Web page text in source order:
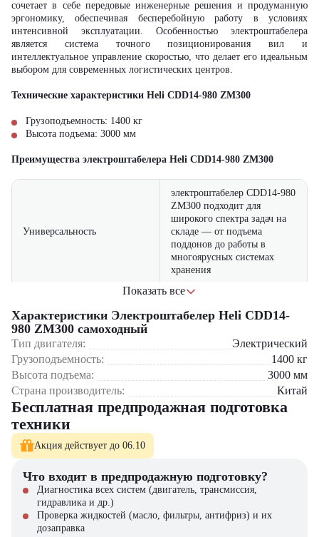
сочетает в себе передовые инженерные решения и продуманную
эргономику, обеспечивая бесперебойную работу в условиях
интенсивной эксплуатации. Особенностью электроштабелера
является система точного позиционирования вил и
интеллектуальное управление скоростью, что делает его идеальным
выбором для современных логистических центров.
Технические характеристики Heli CDD14-980 ZM300
Грузоподъемность: 1400 кг
Высота подъема: 3000 мм
Преимущества электроштабелера Heli CDD14-980 ZM300
Универсальность
электроштабелер CDD14-980
ZM300 подходит для
широкого спектра задач на
складе — от подъема
поддонов до работы в
многоярусных системах
хранения
Компактность
узкая конструкция и малый
радиус поворота
обеспечивают отличную
тесных проходах и
ограниченных зонах
Самоходность
передвижения снижает
физическую нагрузку на
Точность
система плавного
управления подъёмом и
безопасно и точно
Где применяется Heli CDD14-980 ZM300?
Логистические комплексы и распределительные центры
Производственные предприятия (металлообработка,
машиностроение)
Крупнооптовые торговые базы
Фармацевтические и пищевые производства
Сельскохозяйственные предприятия и элеваторы
Почему стоит выбрать Heli CDD14-980 ZM300?
Показать все
Характеристики Электроштабелер Heli CDD14-
980 ZM300 самоxодный
Тип двигателя:
Электрический
Грузоподъемность:
1400 кг
Высота подъема:
3000 мм
Страна производитель:
Китай
Бесплатная предпродажная подготовка
техники
Акция действует до 06.10
Что входит в предпродажную подготовку?
Диагностика всех систем (двигатель, трансмиссия,
гидравлика и др.)
Проверка жидкостей (масло, фильтры, антифриз) и их
дозаправка